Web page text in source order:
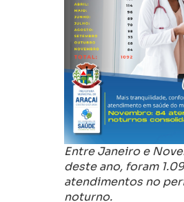
Entre Janeiro e
deste ano, foram
atendimentos no
noturno.